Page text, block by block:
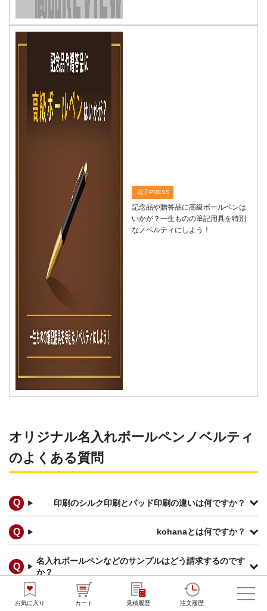
お気に入り カート 見積履歴 注文履歴
花子PRESS
記念品や贈答品に高級ボールペンは
いかが？一生ものの筆記用具を特別
なノベルティにしよう！
オリジナル名入れボールペンノベルティ
のよくある質問
印刷のシルク印刷とパッド印刷の違いは何ですか？
kohanaとは何ですか？
名入れボールペンなどのサンプルはどう請求するのです
か？
名入れボールペンなどの見積書がほしいのですが？